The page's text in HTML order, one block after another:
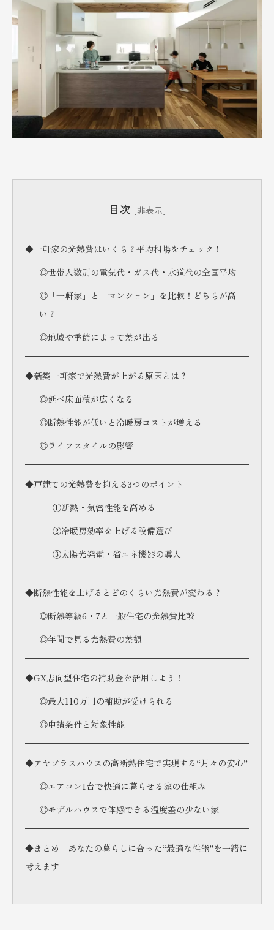
目次 [非表示]
◆一軒家の光熱費はいくら？平均相場をチェック！
◎世帯人数別の電気代・ガス代・水道代の全国平均
◎「一軒家」と「マンション」を比較！どちらが高
い？
◎地域や季節によって差が出る
◆新築一軒家で光熱費が上がる原因とは？
◎延べ床面積が広くなる
◎断熱性能が低いと冷暖房コストが増える
◎ライフスタイルの影響
◆戸建ての光熱費を抑える3つのポイント
①断熱・気密性能を高める
②冷暖房効率を上げる設備選び
③太陽光発電・省エネ機器の導入
◆断熱性能を上げるとどのくらい光熱費が変わる？
◎断熱等級6・7と一般住宅の光熱費比較
◎年間で見る光熱費の差額
◆GX志向型住宅の補助金を活用しよう！
◎最大110万円の補助が受けられる
◎申請条件と対象性能
◆アヤプラスハウスの高断熱住宅で実現する“月々の安心”
◎エアコン1台で快適に暮らせる家の仕組み
◎モデルハウスで体感できる温度差の少ない家
◆まとめ｜あなたの暮らしに合った“最適な性能”を一緒に
考えます